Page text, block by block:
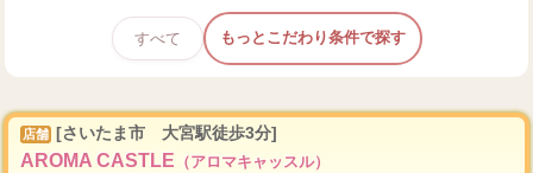
すべて もっとこだわり条件で探す
店舗 [さいたま市 大宮駅徒歩3分]
AROMA CASTLE （アロマキャッスル）